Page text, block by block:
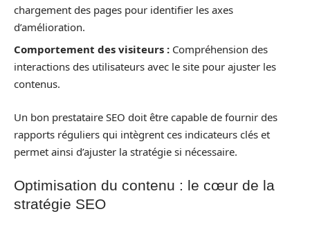
chargement des pages pour identifier les axes
d’amélioration.
Comportement des visiteurs : Compréhension des
interactions des utilisateurs avec le site pour ajuster les
contenus.
Un bon prestataire SEO doit être capable de fournir des
rapports réguliers qui intègrent ces indicateurs clés et
permet ainsi d’ajuster la stratégie si nécessaire.
Optimisation du contenu : le cœur de la
stratégie SEO